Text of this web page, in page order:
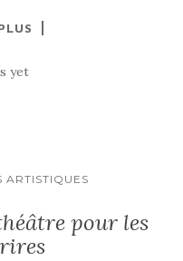
yet
ARTISTIQUES
pour les